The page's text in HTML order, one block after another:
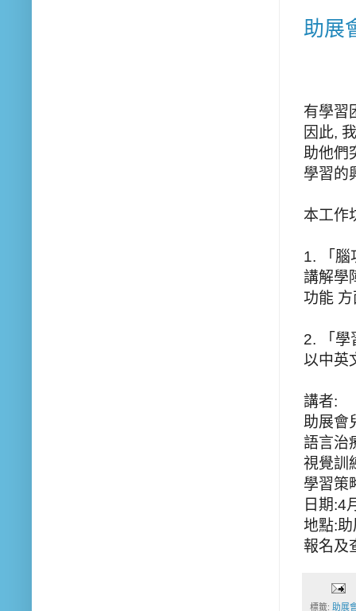
助展
有學習
因此,
助他們
學習的
本工作
1. 「腦
講解學
功能
2. 「學
以中英
講者:
助展會
語言治
視覺訓
學習策
日期:4
地點:
報名及
標籤: 助展